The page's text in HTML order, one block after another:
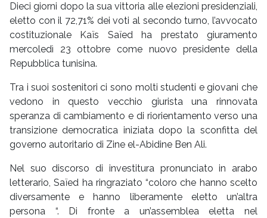
Dieci giorni dopo la sua vittoria alle elezioni presidenziali,
eletto con il 72,71% dei voti al secondo turno, l’avvocato
costituzionale Kaïs Saïed ha prestato giuramento
mercoledì 23 ottobre come nuovo presidente della
Repubblica tunisina.
Tra i suoi sostenitori ci sono molti studenti e giovani che
vedono in questo vecchio giurista una rinnovata
speranza di cambiamento e di riorientamento verso una
transizione democratica iniziata dopo la sconfitta del
governo autoritario di Zine el-Abidine Ben Ali.
Nel suo discorso di investitura pronunciato in arabo
letterario, Saïed ha ringraziato “coloro che hanno scelto
diversamente e hanno liberamente eletto un’altra
persona “. Di fronte a un’assemblea eletta nel